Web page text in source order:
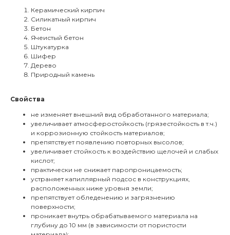
Керамический кирпич
Силикатный кирпич
Бетон
Ячеистый бетон
Штукатурка
Шифер
Дерево
Природный камень
Свойства
не изменяет внешний вид обработанного материала;
увеличивает атмосферостойкость (грязестойкость в т.ч.)
и коррозионную стойкость материалов;
препятствует появлению повторных высолов;
увеличивает стойкость к воздействию щелочей и слабых
кислот;
практически не снижает паропроницаемость;
устраняет капиллярный подсос в конструкциях,
расположенных ниже уровня земли;
препятствует обледенению и загрязнению
поверхности;
проникает внутрь обрабатываемого материала на
глубину до 10 мм (в зависимости от пористости